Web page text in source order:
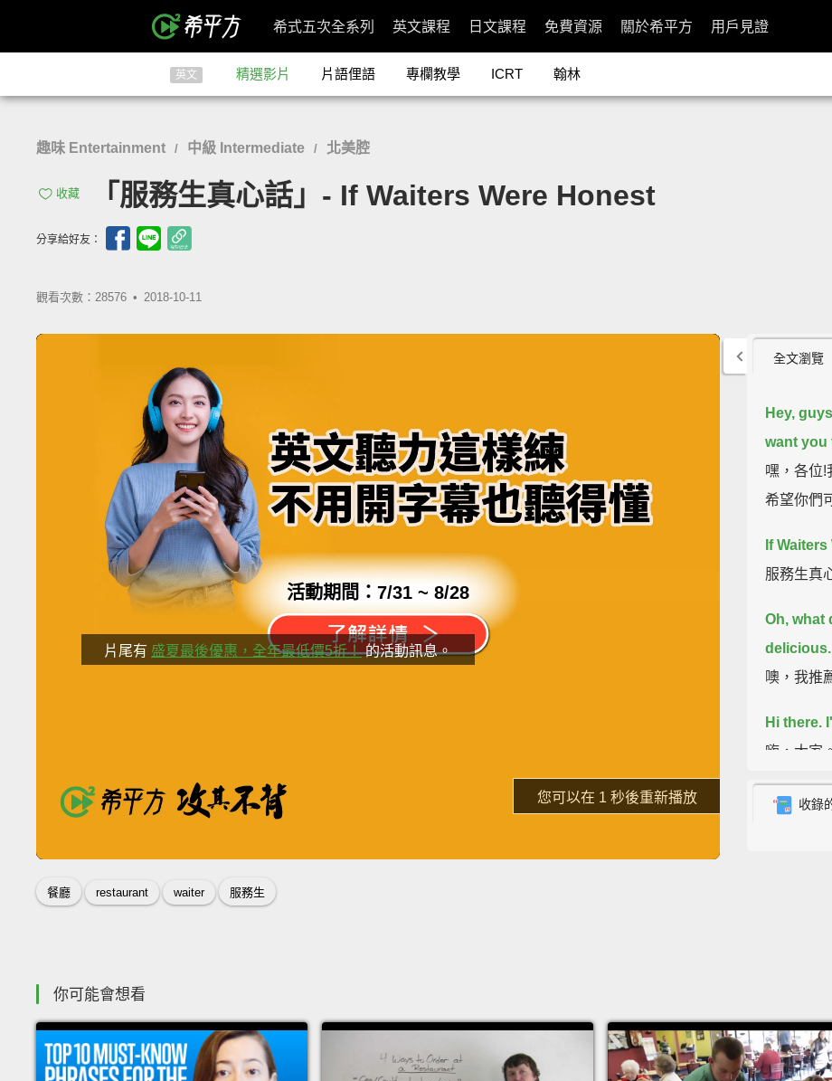
希式五次全系列 英文課程 日文課程 免費資源 關於希平方 用戶見證
英文 精選影片 片語俚語 專欄教學 ICRT 翰林
趣味 Entertainment / 中級 Intermediate / 北美腔
收藏 「服務生真心話」- If Waiters Were Honest
分享給好友：
觀看次數：28576 • 2018-10-11
片尾有 盛夏最後優惠，全年最低價5折！的活動訊息。
活動期間：7/31 ~ 8/28
重新播放
還在羨慕別人的一口流利的英文嗎？
這個學英文的秘訣，讓你成為高手！
了解詳情
餐廳 restaurant waiter 服務生
全文瀏覽
Hey,
want you
嘿，各位!
希望你們
If
服務生真
Oh, what
delicious.
噢，我推
Hi there.
嗨，大家
Ha-ha...
fries off
你的食物
收錄
你可能會想看